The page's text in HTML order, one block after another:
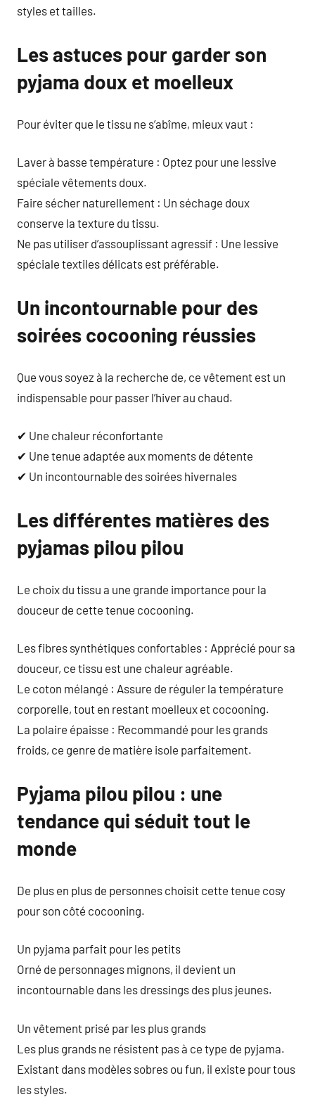
styles et tailles.
Les astuces pour garder son
pyjama doux et moelleux
Pour éviter que le tissu ne s’abîme, mieux vaut :
Laver à basse température : Optez pour une lessive
spéciale vêtements doux.
Faire sécher naturellement : Un séchage doux
conserve la texture du tissu.
Ne pas utiliser d’assouplissant agressif : Une lessive
spéciale textiles délicats est préférable.
Un incontournable pour des
soirées cocooning réussies
Que vous soyez à la recherche de, ce vêtement est un
indispensable pour passer l’hiver au chaud.
✔ Une chaleur réconfortante
✔ Une tenue adaptée aux moments de détente
✔ Un incontournable des soirées hivernales
Les différentes matières des
pyjamas pilou pilou
Le choix du tissu a une grande importance pour la
douceur de cette tenue cocooning.
Les fibres synthétiques confortables : Apprécié pour sa
douceur, ce tissu est une chaleur agréable.
Le coton mélangé : Assure de réguler la température
corporelle, tout en restant moelleux et cocooning.
La polaire épaisse : Recommandé pour les grands
froids, ce genre de matière isole parfaitement.
Pyjama pilou pilou : une
tendance qui séduit tout le
monde
De plus en plus de personnes choisit cette tenue cosy
pour son côté cocooning.
Un pyjama parfait pour les petits
Orné de personnages mignons, il devient un
incontournable dans les dressings des plus jeunes.
Un vêtement prisé par les plus grands
Les plus grands ne résistent pas à ce type de pyjama.
Existant dans modèles sobres ou fun, il existe pour tous
les styles.